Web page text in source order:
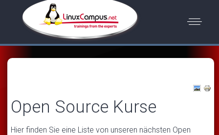
Open Source Kurse
Hier finden Sie eine Liste von unseren nächsten Open